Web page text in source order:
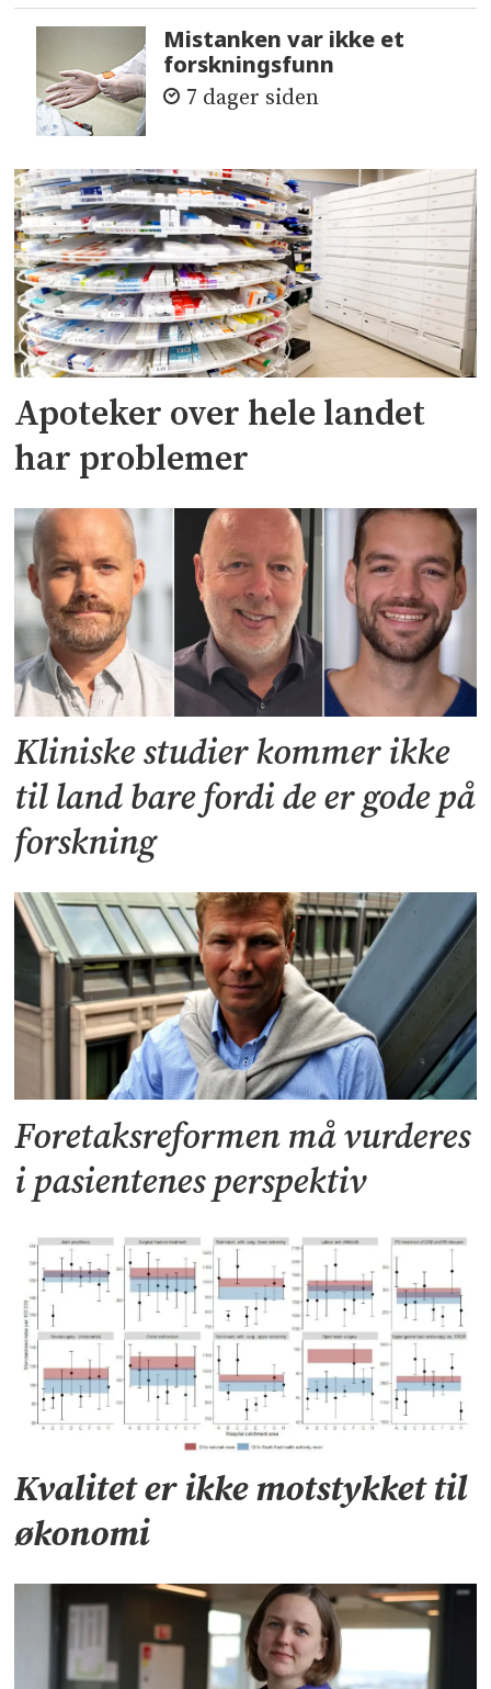
Mistanken var ikke et
forskningsfunn
7 dager siden
Apoteker over hele landet
har problemer
Kliniske studier kommer ikke
til land bare fordi de er gode på
forskning
Foretaksreformen må vurderes
i pasientenes perspektiv
Kvalitet er ikke motstykket til
økonomi